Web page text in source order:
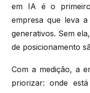
em IA é o
empresa que leva
generativos. Sem
de posicionamento
Com a medição, a
priorizar: onde